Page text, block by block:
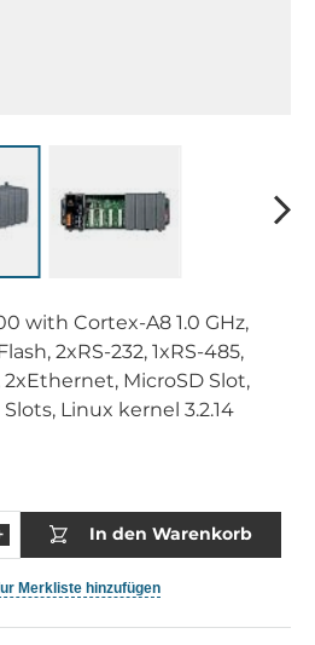
with Cortex-A8 1.0 GHz,
2xRS-232, 1xRS-485,
2xEthernet, MicroSD Slot,
Linux kernel 3.2.14
In den Warenkorb
Merkliste hinzufügen